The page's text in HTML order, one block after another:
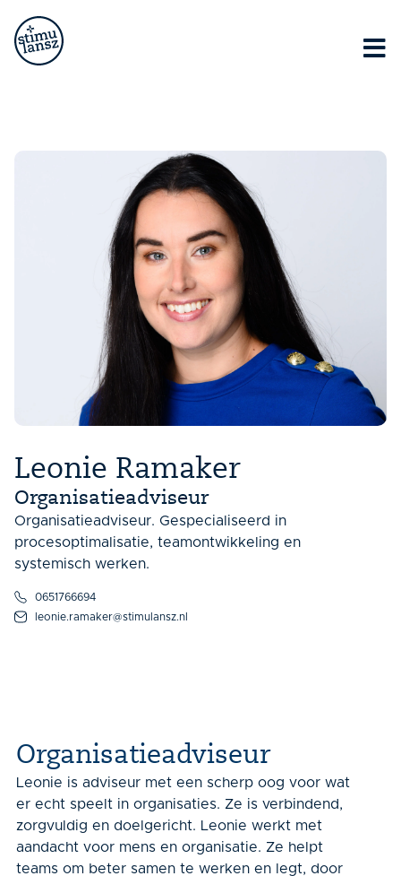
Ut elit tellus, luctus nec ullamcorper mattis, pulvinar
dapibus leo.
Leonie Ramaker
Organisatieadviseur
Organisatieadviseur. Gespecialiseerd in
procesoptimalisatie, teamontwikkeling en
systemisch werken.
0651766694
leonie.ramaker@stimulansz.nl
Organisatieadviseur
Leonie is adviseur met een scherp oog voor wat
er echt speelt in organisaties. Ze is verbindend,
zorgvuldig en doelgericht. Leonie werkt met
aandacht voor mens en organisatie. Ze helpt
teams om beter samen te werken en legt, door